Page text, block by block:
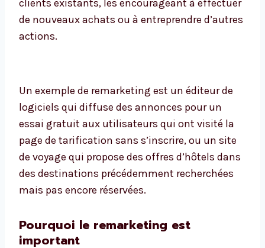
clients existants, les encourageant à effectuer
de nouveaux achats ou à entreprendre d’autres
actions.
Un exemple de remarketing est un éditeur de
logiciels qui diffuse des annonces pour un
essai gratuit aux utilisateurs qui ont visité la
page de tarification sans s’inscrire, ou un site
de voyage qui propose des offres d’hôtels dans
des destinations précédemment recherchées
mais pas encore réservées.
Pourquoi le remarketing est
important